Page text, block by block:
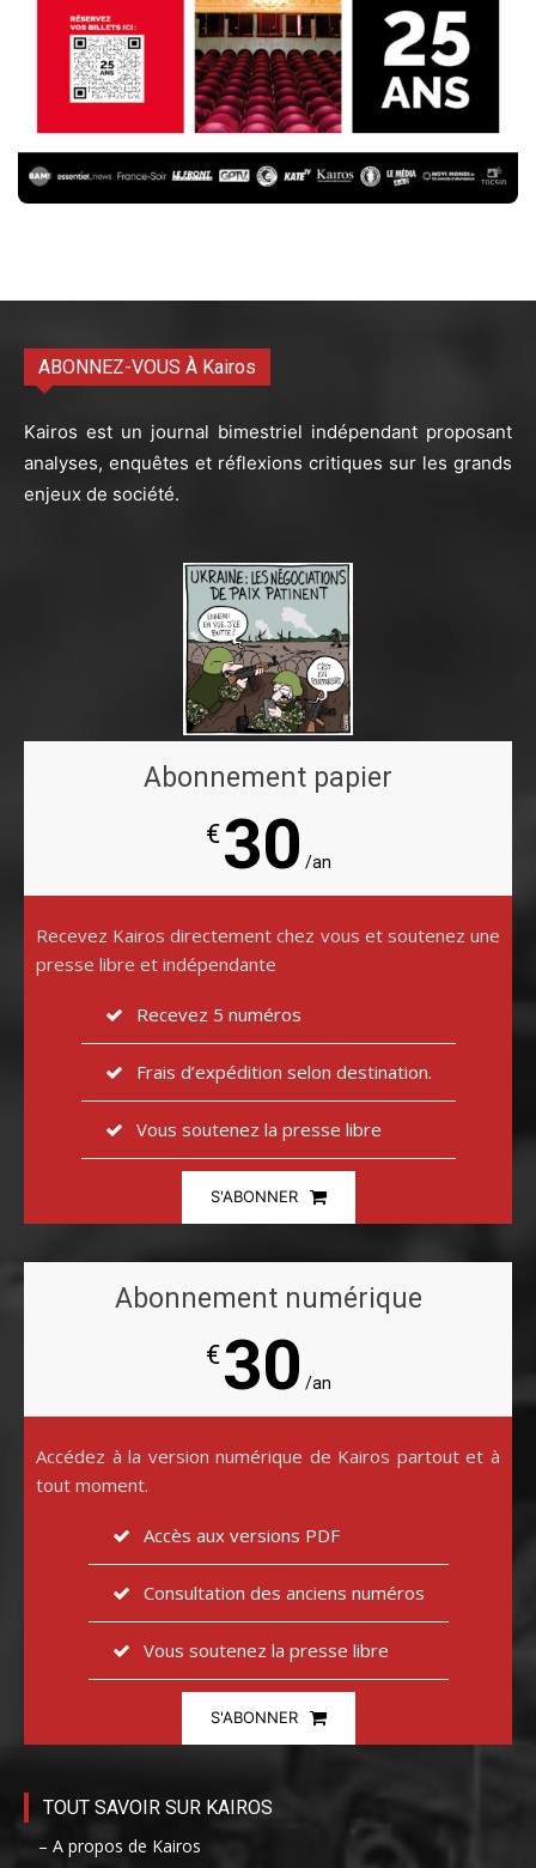
ABONNEZ-VOUS À Kairos
Kairos est un journal bimestriel indépendant proposant
analyses, enquêtes et réflexions critiques sur les grands
enjeux de société.
Abonnement papier
€30 /an
Recevez Kairos directement chez vous et soutenez une
presse libre et indépendante
Recevez 5 numéros
Frais d’expédition selon destination.
Vous soutenez la presse libre
S'ABONNER
Abonnement numérique
€30 /an
Accédez à la version numérique de Kairos partout et à
tout moment.
Accès aux versions PDF
Consultation des anciens numéros
Vous soutenez la presse libre
S'ABONNER
TOUT SAVOIR SUR KAIROS
– A propos de Kairos